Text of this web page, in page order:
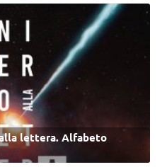
alla lettera. Alfabeto